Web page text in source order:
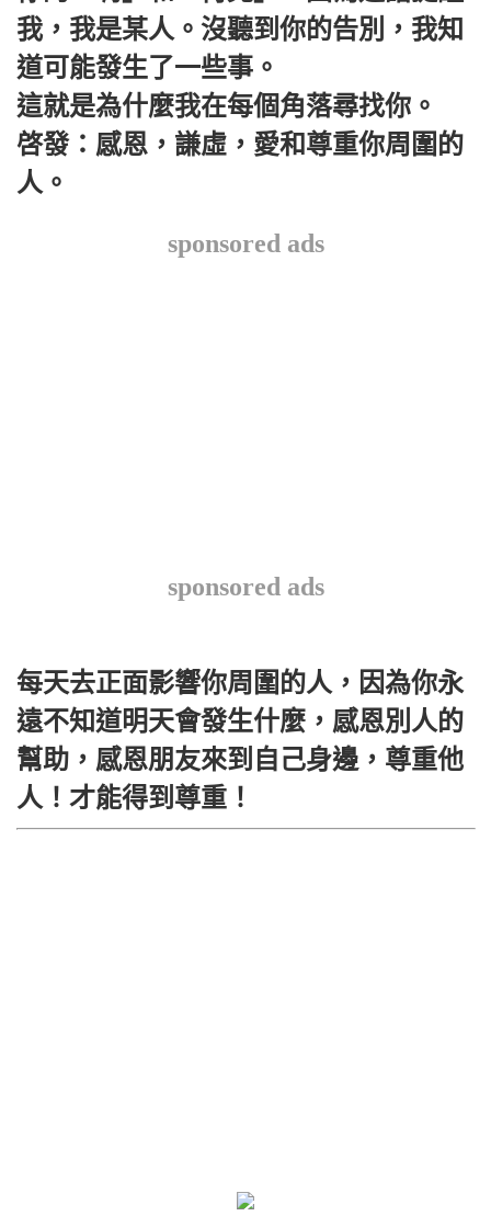
我，我是某人。沒聽到你的告別，我知
道可能發生了一些事。
這就是為什麼我在每個角落尋找你。
啓發：感恩，謙虛，愛和尊重你周圍的
人。
sponsored ads
sponsored ads
每天去正面影響你周圍的人，因為你永
遠不知道明天會發生什麼，感恩別人的
幫助，感恩朋友來到自己身邊，尊重他
人！才能得到尊重！